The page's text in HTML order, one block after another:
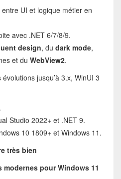
UI et logique métier en
avec .NET 6/7/8/9.
design, du dark mode,
et du WebView2.
jusqu’à 3.x, WinUI 3
Studio 2022+ et .NET 9.
10 1809+ et Windows 11.
très bien
modernes pour Windows 11